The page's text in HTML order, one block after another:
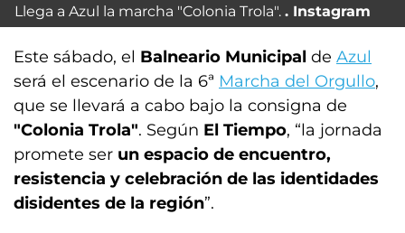
Llega a Azul la marcha "Colonia Trola". Instagram
Este sábado, el Balneario Municipal de Azul
será el escenario de la 6ª Marcha del Orgullo,
que se llevará a cabo bajo la consigna de
"Colonia Trola". Según El Tiempo, “la jornada
promete ser un espacio de encuentro,
resistencia y celebración de las identidades
disidentes de la región”.